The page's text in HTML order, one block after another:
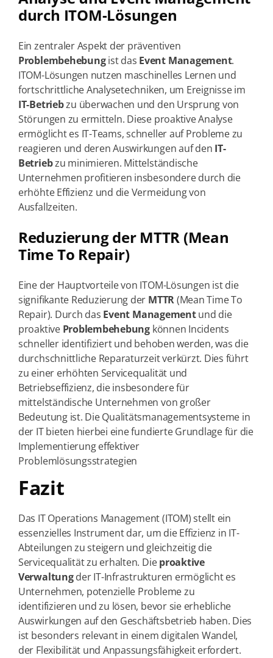
durch ITOM-Lösungen
Ein zentraler Aspekt der präventiven
Problembehebungist das Event Management.
ITOM-Lösungen nutzen maschinelles Lernen und
fortschrittliche Analysetechniken, um Ereignisse im
IT-Betriebzu überwachen und den Ursprung von
Störungen zu ermitteln. Diese proaktive Analyse
ermöglicht es IT-Teams, schneller auf Probleme zu
reagieren und deren Auswirkungen auf den IT-
Betriebzu minimieren. Mittelständische
Unternehmen profitieren insbesondere durch die
erhöhte Effizienz und die Vermeidung von
Ausfallzeiten.
Reduzierung der MTTR (Mean
Time To Repair)
Eine der Hauptvorteile von ITOM-Lösungen ist die
signifikante Reduzierung der MTTR(Mean Time To
Repair). Durch das Event Managementund die
proaktive Problembehebungkönnen Incidents
schneller identifiziert und behoben werden, was die
durchschnittliche Reparaturzeit verkürzt. Dies führt
zu einer erhöhten Servicequalität und
Betriebseffizienz, die insbesondere für
mittelständische Unternehmen von großer
Bedeutung ist. Die Qualitätsmanagementsysteme in
der IT bieten hierbei eine fundierte Grundlage für die
Implementierung effektiver
Problemlösungsstrategien
Fazit
Das IT Operations Management (ITOM) stellt ein
essenzielles Instrument dar, um die Effizienz in IT-
Abteilungen zu steigern und gleichzeitig die
Servicequalität zu erhalten. Dieproaktive
Verwaltungder IT-Infrastrukturen ermöglicht es
Unternehmen, potenzielle Probleme zu
identifizieren und zu lösen, bevor sie erhebliche
Auswirkungen auf den Geschäftsbetrieb haben. Dies
ist besonders relevant in einem digitalen Wandel,
der Flexibilität und Anpassungsfähigkeit erfordert.